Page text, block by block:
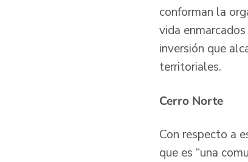
conforman la
vida
inversión que
territoriales.
Cerro Norte
Con respecto a
que es “una